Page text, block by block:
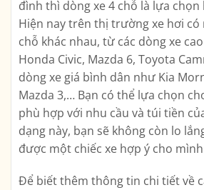
đình thì dòng xe 4 chỗ là lựa
Hiện nay trên thị trường xe hơi có
chỗ khác nhau, từ các dòng xe
Honda Civic, Mazda 6, Toyota
dòng xe giá bình dân như Kia
Mazda 3,… Bạn có thể lựa chọn
phù hợp với nhu cầu và túi tiền
dạng này, bạn sẽ không còn lo
được một chiếc xe hợp ý cho
Để biết thêm thông tin chi tiết về